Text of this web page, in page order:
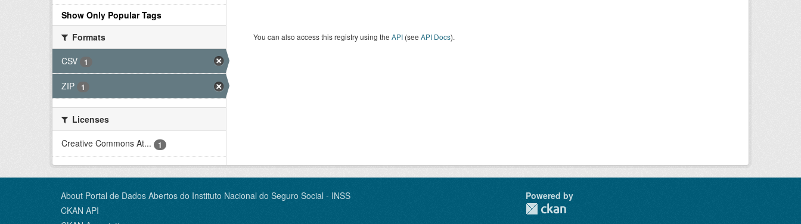
Show Only Popular Tags
Formats
CSV
1
ZIP 1
Licenses
Creative Commons At...
1
You can also access this registry using the API (see API Docs).
About Portal de Dados Abertos do Instituto Nacional do Seguro Social - INSS
CKAN API
Powered by